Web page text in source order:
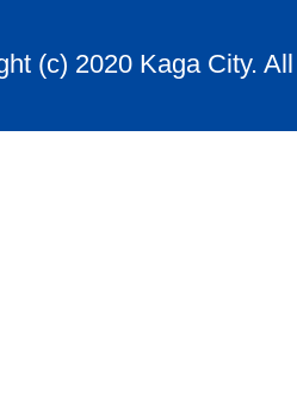
(c) 2020 Kaga City.